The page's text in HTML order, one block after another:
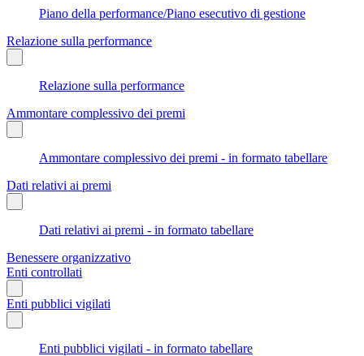
Piano della performance/Piano esecutivo di gestione
Relazione sulla performance
Relazione sulla performance
Ammontare complessivo dei premi
Ammontare complessivo dei premi - in formato tabellare
Dati relativi ai premi
Dati relativi ai premi - in formato tabellare
Benessere organizzativo
Enti controllati
Enti pubblici vigilati
Enti pubblici vigilati - in formato tabellare